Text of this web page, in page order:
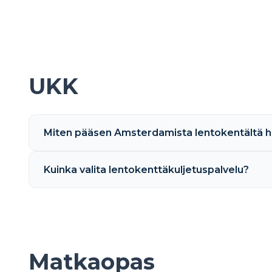
UKK
Miten pääsen Amsterdamista lentokentältä
Kuinka valita lentokenttäkuljetuspalvelu?
Matkaopas